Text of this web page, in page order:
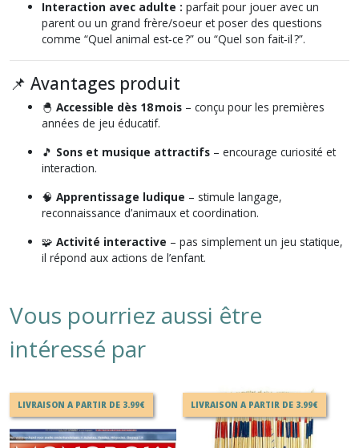
Interaction avec adulte : parfait pour jouer avec un
parent ou un grand frère/soeur et poser des questions
comme “Quel animal est‑ce ?” ou “Quel son fait‑il ?”.
📌 Avantages produit
🐣 Accessible dès 18 mois – conçu pour les premières
années de jeu éducatif.
🎵 Sons et musique attractifs – encourage curiosité et
interaction.
🧠 Apprentissage ludique – stimule langage,
reconnaissance d’animaux et coordination.
🧩 Activité interactive – pas simplement un jeu statique,
il répond aux actions de l’enfant.
Vous pourriez aussi être
intéressé par
LIVRAISON A PARTIR DE 3.99€ LIVRAISON A PARTIR DE 3.99€